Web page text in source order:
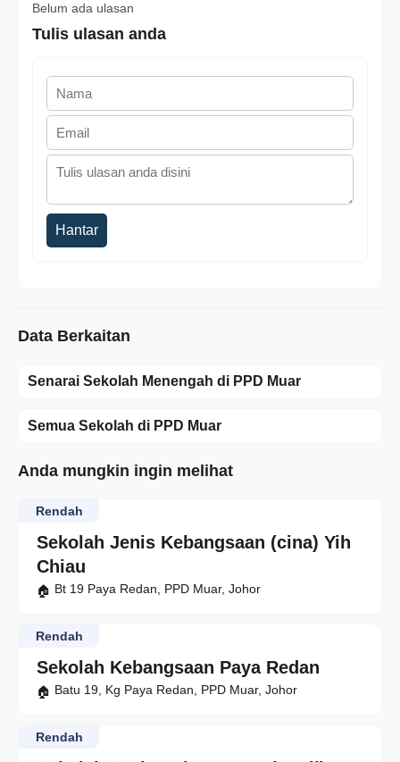
Belum ada ulasan
Tulis ulasan anda
Hantar
Data Berkaitan
Senarai Sekolah Menengah di PPD Muar
Semua Sekolah di PPD Muar
Anda mungkin ingin melihat
Sekolah Jenis Kebangsaan (cina) Yih
Chiau
Rendah
Bt 19 Paya Redan, PPD Muar, Johor
Sekolah Kebangsaan Paya Redan
Rendah
Batu 19, Kg Paya Redan, PPD Muar, Johor
Rendah